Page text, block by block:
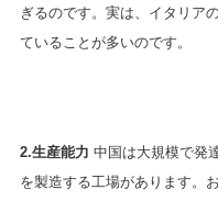
ぎるのです。実は、イタリア
ていることが多いのです。
2.生産能力 中国は大規模で発
を製造する工場があります。